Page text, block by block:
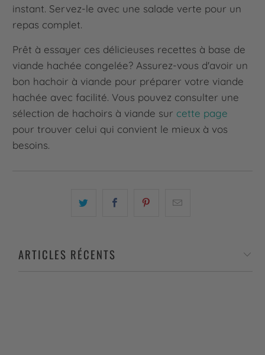
instant. Servez-le avec une salade verte pour un
repas complet.
Prêt à essayer ces délicieuses recettes à base de
viande hachée congelée? Assurez-vous d'avoir un
bon hachoir à viande pour préparer votre viande
hachée avec facilité. Vous pouvez consulter une
sélection de hachoirs à viande sur cette page
pour trouver celui qui convient le mieux à vos
besoins.
ARTICLES RÉCENTS